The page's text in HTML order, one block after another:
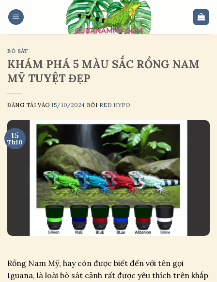
BÒ SÁT
KHÁM PHÁ 5 MÀU SẮC RỒNG NAM
MỸ TUYỆT ĐẸP
ĐĂNG TẢI VÀO15/10/2024 BỞI RED HYPO
15
Th10
Rồng Nam Mỹ, hay còn được biết đến với tên gọi
Iguana, là loài bò sát cảnh rất được yêu thích trên khắp